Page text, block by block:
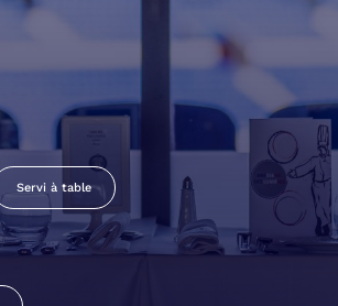
Servi à table